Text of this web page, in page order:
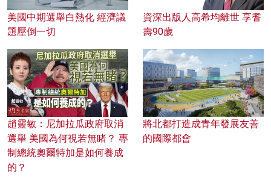
美國中期選舉白熱化 經濟議
題壓倒一切
資深出版人高希均離世 享耆
壽90歲
趙靈敏：尼加拉瓜政府取消
選舉 美國為何視若無睹？ 專
制總統奧爾特加是如何養成
的？
將北都打造成青年發展友善
的國際都會